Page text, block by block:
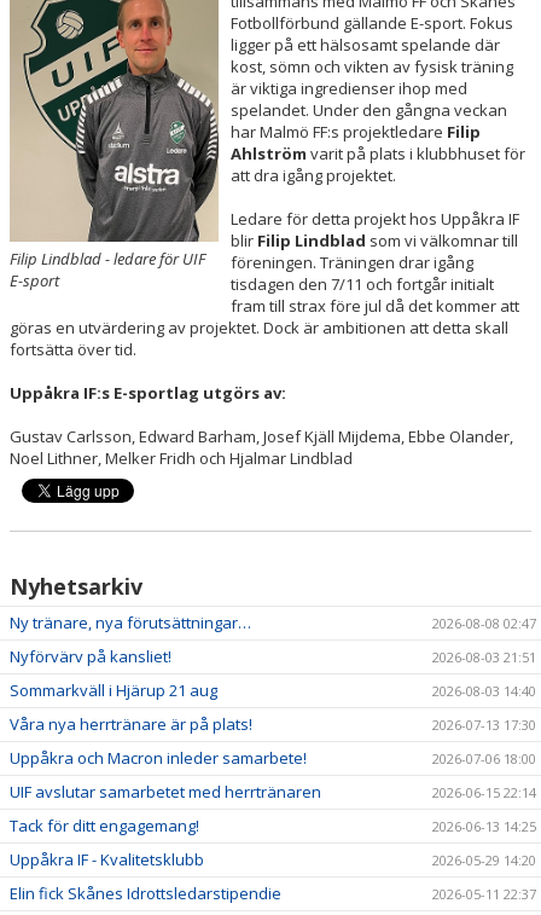
KALENDER
MATCHER
DOKUMENT
KLUBBSHOP
ARR-/ EVENEMANG
VÄRDEGRUND / ALDRIG ENSAM
SPELARTRUPPEN
PARTNERS
Filip Lindblad - ledare för UIF
E-sport
Fotbollförbund gällande E-sport. Fokus
ligger på ett hälsosamt spelande där
kost, sömn och vikten av fysisk träning
är viktiga ingredienser ihop med
spelandet. Under den gångna veckan
har Malmö FF:s projektledare Filip
Ahlström varit på plats i klubbhuset för
att dra igång projektet.
Ledare för detta projekt hos Uppåkra IF
blir Filip Lindblad som vi välkomnar till
föreningen. Träningen drar igång
tisdagen den 7/11 och fortgår initialt
fram till strax före jul då det kommer att
göras en utvärdering av projektet. Dock är ambitionen att detta skall
fortsätta över tid.
Uppåkra IF:s E-sportlag utgörs av:
Gustav Carlsson, Edward Barham, Josef Kjäll Mijdema, Ebbe Olander,
Noel Lithner, Melker Fridh och Hjalmar Lindblad
Nyhetsarkiv
Ny tränare, nya förutsättningar… 2026-08-08 02:47
Nyförvärv på kansliet! 2026-08-03 21:51
Sommarkväll i Hjärup 21 aug 2026-08-03 14:40
Våra nya herrtränare är på plats! 2026-07-13 17:30
Uppåkra och Macron inleder samarbete! 2026-07-06 18:00
UIF avslutar samarbetet med herrtränaren 2026-06-15 22:14
Tack för ditt engagemang! 2026-06-13 14:25
Uppåkra IF - Kvalitetsklubb 2026-05-29 14:20
Elin fick Skånes Idrottsledarstipendie 2026-05-11 22:37